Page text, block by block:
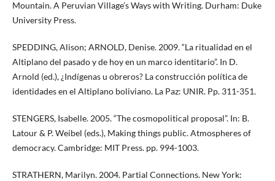
Mountain. A Peruvian Village’s Ways with Writing. Durham: Duke
University Press.
SPEDDING, Alison; ARNOLD, Denise. 2009. “La ritualidad en el
Altiplano del pasado y de hoy en un marco identitario”. In D.
Arnold (ed.), ¿Indígenas u obreros? La construcción política de
identidades en el Altiplano boliviano. La Paz: UNIR. Pp. 311-351.
STENGERS, Isabelle. 2005. “The cosmopolitical proposal”. In: B.
Latour & P. Weibel (eds.), Making things public. Atmospheres of
democracy. Cambridge: MIT Press. pp. 994-1003.
STRATHERN, Marilyn. 2004. Partial Connections. New York: